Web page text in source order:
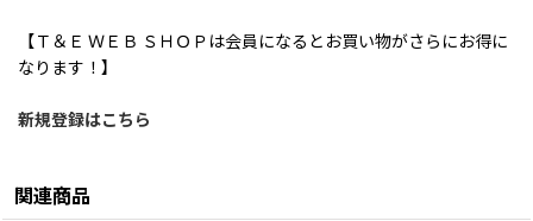
【Ｔ＆Ｅ ＷＥＢ ＳＨＯＰは会員になるとお買い物がさらにお得に
なります！】
新規登録はこちら
関連商品